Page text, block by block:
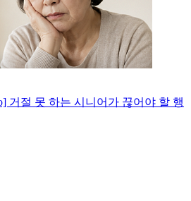
거절 못 하는 시니어가 끊어야 할 행